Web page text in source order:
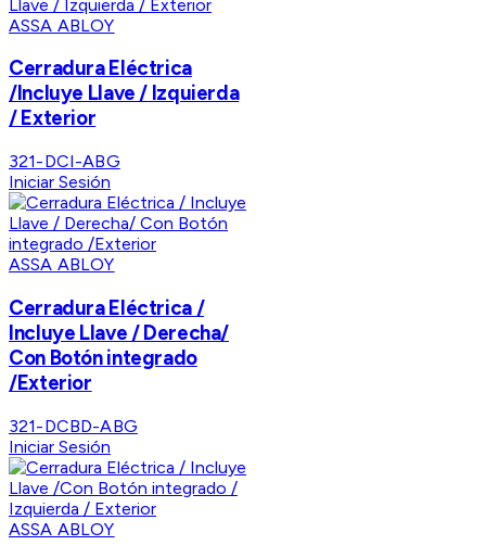
ASSA ABLOY
Cerradura Eléctrica
/Incluye Llave / Izquierda
/ Exterior
321-DCI-ABG
Iniciar Sesión
ASSA ABLOY
Cerradura Eléctrica /
Incluye Llave / Derecha/
Con Botón integrado
/Exterior
321-DCBD-ABG
Iniciar Sesión
ASSA ABLOY